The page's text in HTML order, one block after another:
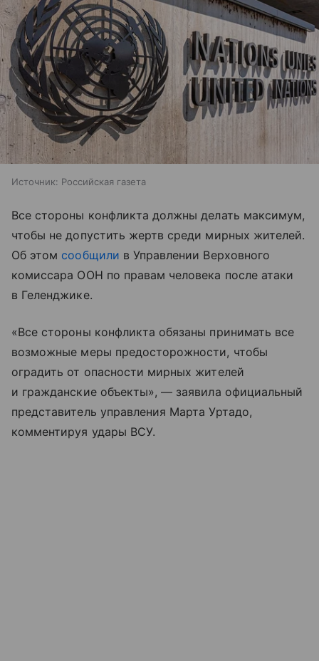
Источник: Российская газета
Все стороны конфликта должны делать максимум,
чтобы не допустить жертв среди мирных жителей.
Об этом сообщили в Управлении Верховного
комиссара ООН по правам человека после атаки
в Геленджике.
«Все стороны конфликта обязаны принимать все
возможные меры предосторожности, чтобы
оградить от опасности мирных жителей
и гражданские объекты», — заявила официальный
представитель управления Марта Уртадо,
комментируя удары ВСУ.